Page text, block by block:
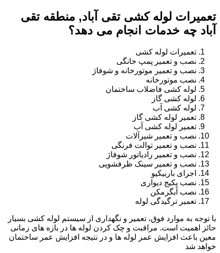
تعمیرات لوله کشی تقی آباد, منطقه تقی
آباد چه خدمات انجام می دهد؟
تعمیرات لوله کشی
نصب و تعمیر پمپ خانگی
نصب و تعمیر موتورخانه و شوفاژ
نصب موتورخانه
لوله کشی فاضلاب ساختمان
لوله کشی گاز
لوله کشی آب
تعمیر لوله کشی گاز
تعمیر لوله کشی آب
نصب و تعمیر شیرآلات
نصب و تعمیر توالت فرنگی
نصب و تعمیر رادیاتور شوفاژ
نصب و تعمیر سینک ظرفشویی
اجرای باربیکیو
نصب پکیج دیواری
نصب آبگرمکن
تعمیر ترگیدگی لوله
با توجه به موارد فوق، تعمیر و نگهداری از سیستم لوله کشی بسیار
حائز اهمیت است. مراقبت و چک کردن لوله ها در بازه های زمانی
معین باعث افزایش عمر لوله ها و در نتیجه افزایش عمر ساختمان
خواهد شد